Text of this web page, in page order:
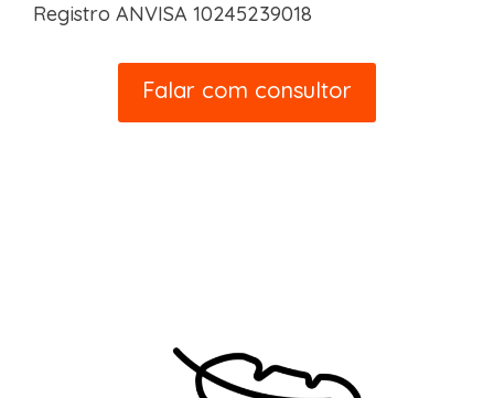
Registro ANVISA 10245239018
Falar com consultor